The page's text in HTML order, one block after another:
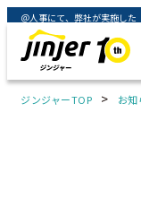
ジンジャーTOP > お知